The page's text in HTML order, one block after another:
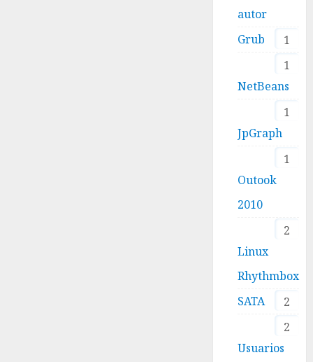
autor
1
Grub
1
NetBeans
1
JpGraph
1
Outook
2010
2
Linux
Rhythmbox
2
SATA
2
Usuarios